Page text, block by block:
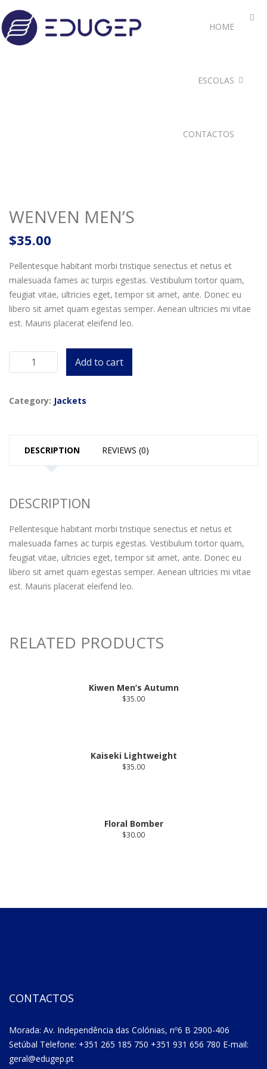
HOME
ESCOLAS
CONTACTOS
WENVEN MEN’S
$35.00
Pellentesque habitant morbi tristique senectus et netus et
malesuada fames ac turpis egestas. Vestibulum tortor quam,
feugiat vitae, ultricies eget, tempor sit amet, ante. Donec eu
libero sit amet quam egestas semper. Aenean ultricies mi vitae
est. Mauris placerat eleifend leo.
Add to cart
Category: Jackets
DESCRIPTION REVIEWS (0)
DESCRIPTION
Pellentesque habitant morbi tristique senectus et netus et
malesuada fames ac turpis egestas. Vestibulum tortor quam,
feugiat vitae, ultricies eget, tempor sit amet, ante. Donec eu
libero sit amet quam egestas semper. Aenean ultricies mi vitae
est. Mauris placerat eleifend leo.
RELATED PRODUCTS
Kiwen Men’s Autumn
$35.00
Kaiseki Lightweight
$35.00
Floral Bomber
$30.00
CONTACTOS
Morada: Av. Independência das Colónias, nº6 B 2900-406
Setúbal Telefone: +351 265 185 750 +351 931 656 780 E-mail:
geral@edugep.pt